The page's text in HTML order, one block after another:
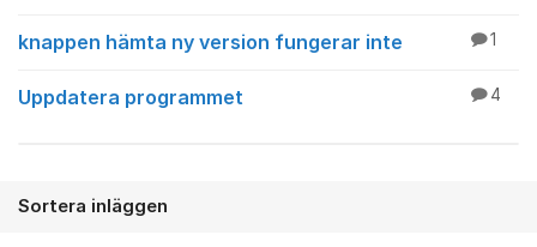
knappen hämta ny version fungerar inte 1
Uppdatera programmet 4
Sortera inläggen